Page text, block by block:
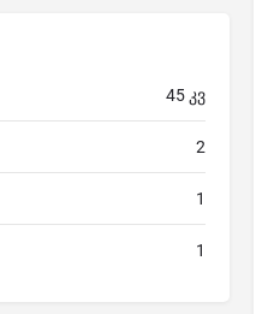
45 კვ
2
1
1